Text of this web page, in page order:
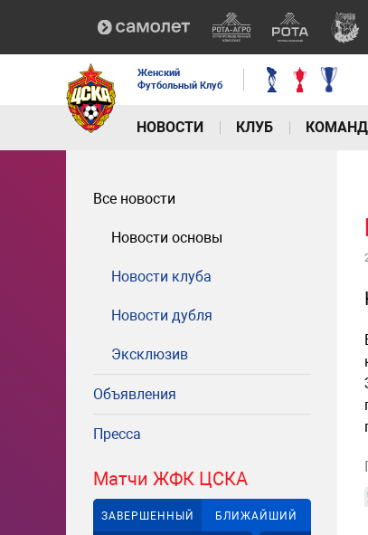
Женский
Футбольный Клуб
НОВОСТИ КЛУБ
Все новости
Новости основы
Новости клуба
Новости дубля
Эксклюзив
Объявления
Пресса
Матчи ЖФК ЦСКА
ЗАВЕРШЕННЫЙ БЛИЖАЙШИЙ